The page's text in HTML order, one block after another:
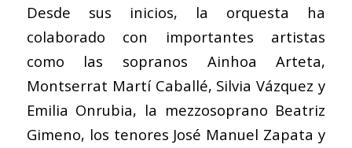
Desde sus inicios, la orquesta ha
colaborado con importantes artistas
como las sopranos Ainhoa Arteta,
Montserrat Martí Caballé, Silvia Vázquez y
Emilia Onrubia, la mezzosoprano Beatriz
Gimeno, los tenores José Manuel Zapata y